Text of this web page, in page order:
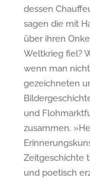
dessen
sagen die mit
über ihren
Weltkrieg fiel?
wenn man
gezeichneten
und
zusammen.
Zeitgeschichte
und poetisch